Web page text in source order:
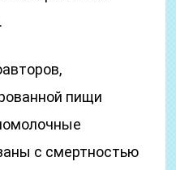
пищи
с смертностью